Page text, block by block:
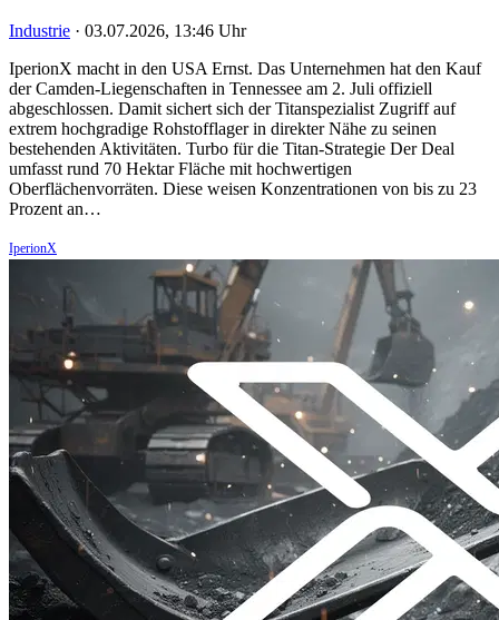
Industrie · 03.07.2026, 13:46 Uhr
IperionX macht in den USA Ernst. Das Unternehmen hat den Kauf
der Camden-Liegenschaften in Tennessee am 2. Juli offiziell
abgeschlossen. Damit sichert sich der Titanspezialist Zugriff auf
extrem hochgradige Rohstofflager in direkter Nähe zu seinen
bestehenden Aktivitäten. Turbo für die Titan-Strategie Der Deal
umfasst rund 70 Hektar Fläche mit hochwertigen
Oberflächenvorräten. Diese weisen Konzentrationen von bis zu 23
Prozent an…
IperionX